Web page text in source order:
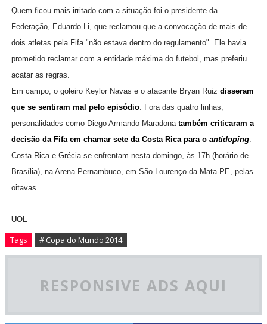
Quem ficou mais irritado com a situação foi o presidente da
Federação, Eduardo Li, que reclamou que a convocação de mais de
dois atletas pela Fifa "não estava dentro do regulamento". Ele havia
prometido reclamar com a entidade máxima do futebol, mas preferiu
acatar as regras.
Em campo, o goleiro Keylor Navas e o atacante Bryan Ruiz disseram
que se sentiram mal pelo episódio. Fora das quatro linhas,
personalidades como Diego Armando Maradona também criticaram a
decisão da Fifa em chamar sete da Costa Rica para o antidoping.
Costa Rica e Grécia se enfrentam nesta domingo, às 17h (horário de
Brasília), na Arena Pernambuco, em São Lourenço da Mata-PE, pelas
oitavas.
UOL
Tags # Copa do Mundo 2014
RESPONSIVE ADS AQUI